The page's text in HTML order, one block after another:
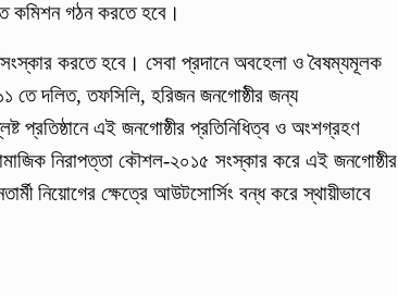
কমিশন গঠন করতে হবে।
সংস্কার করতে হবে। সেবা প্রদানে অবহেলা ও বৈষম্যমূলক
তে দলিত, তফসিলি, হরিজন জনগোষ্ঠীর জন্য
প্রতিষ্ঠানে এই জনগোষ্ঠীর প্রতিনিধিত্ব ও অংশগ্রহণ
নিরাপত্তা কৌশল-২০১৫ সংস্কার করে এই জনগোষ্ঠীর
নিয়োগের ক্ষেত্রে আউটসোর্সিং বন্ধ করে স্থায়ীভাবে